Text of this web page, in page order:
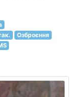
Озброєння